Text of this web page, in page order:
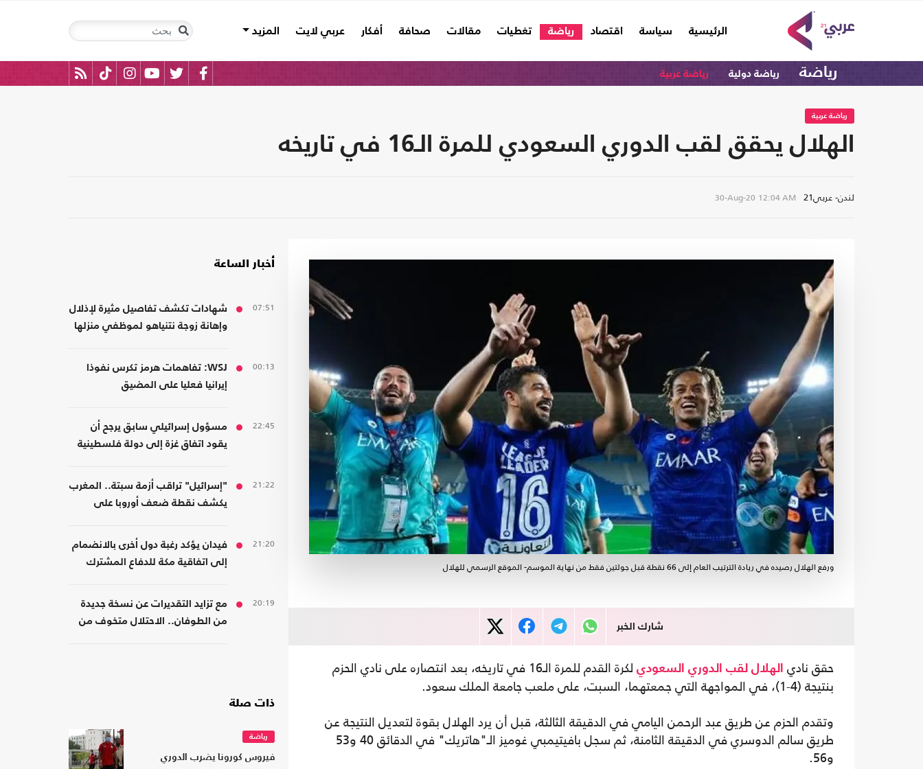
الرئيسية
(current) سياسة اقتصاد رياضة تغطيات مقالات صحافة أفكار عربي لايت المزيد
رياضة رياضة دولية رياضة عربية
رياضة عربية
الهلال يحقق لقب الدوري السعودي للمرة الـ16 في تاريخه
لندن- عربي21 30-Aug-20 12:04 AM
ورفع الهلال رصيده في ريادة الترتيب العام إلى 66 نقطة قبل جولتين فقط من نهاية الموسم- الموقع الرسمي للهلال
شارك الخبر
حقق نادي الهلال لقب الدوري السعودي
لكرة القدم للمرة الـ16 في تاريخه، بعد انتصاره على نادي الحزم
بنتيجة (4-1)، في المواجهة التي جمعتهما، السبت، على ملعب جامعة الملك سعود.
وتقدم الحزم عن طريق عبد الرحمن اليامي في الدقيقة الثالثة، قبل أن يرد الهلال بقوة لتعديل النتيجة عن
طريق سالم الدوسري في الدقيقة الثامنة، ثم سجل بافيتيمبي غوميز الـ"هاتريك" في الدقائق 40 و53
و56.
أخبار الساعة
07:51
شهادات تكشف تفاصيل مثيرة لإذلال
وإهانة زوجة نتنياهو لموظفي منزلها
00:13
WSJ: تفاهمات هرمز تكرس نفوذا
إيرانيا فعليا على المضيق
22:45
مسؤول إسرائيلي سابق يرجح أن
يقود اتفاق غزة إلى دولة فلسطينية
21:22
"إسرائيل" تراقب أزمة سبتة.. المغرب
يكشف نقطة ضعف أوروبا على
21:20
فيدان يؤكد رغبة دول أخرى بالانضمام
إلى اتفاقية مكة للدفاع المشترك
20:19
مع تزايد التقديرات عن نسخة جديدة
من الطوفان.. الاحتلال متخوف من
ذات صلة
رياضة
فيروس كورونا يضرب الدوري